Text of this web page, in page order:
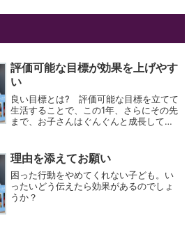
評価可能な目標が効果を上げやす
い
良い目標とは? 評価可能な目標を立てて
生活することで、この1年、さらにその先
まで、お子さんはぐんぐんと成長してい
理由を添えてお願い
困った行動をやめてくれない子ども。い
ったいどう伝えたら効果があるのでしょ
うか？